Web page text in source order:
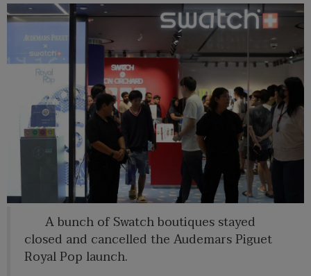
A bunch of Swatch boutiques stayed
closed and cancelled the Audemars Piguet
Royal Pop launch.